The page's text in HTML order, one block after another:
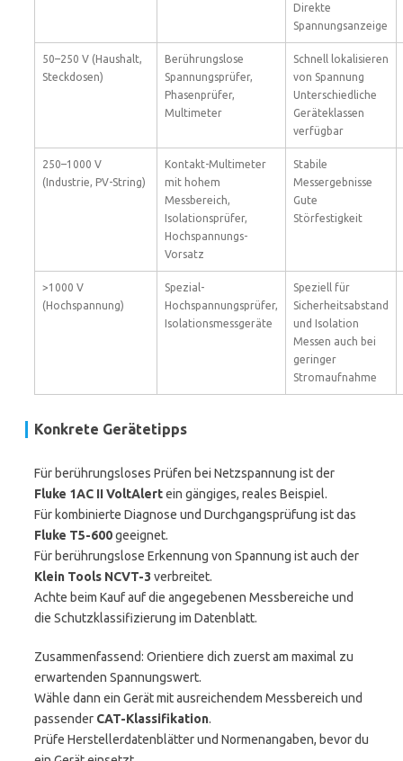
Direkte
Spannungsanzeige
50–250 V (Haushalt,
Steckdosen)
Berührungslose
Spannungsprüfer,
Phasenprüfer,
Multimeter
Schnell lokalisieren
von Spannung
Unterschiedliche
Geräteklassen
verfügbar
250–1000 V
(Industrie, PV-String)
Kontakt-Multimeter
mit hohem
Messbereich,
Isolationsprüfer,
Hochspannungs-
Vorsatz
Stabile
Messergebnisse
Gute
Störfestigkeit
>1000 V
(Hochspannung)
Spezial-
Hochspannungsprüfer,
Isolationsmessgeräte
Speziell für
Sicherheitsabstand
und Isolation
Messen auch bei
geringer
Stromaufnahme
Konkrete Gerätetipps
Für berührungsloses Prüfen bei Netzspannung ist der
Fluke 1AC II VoltAlertein gängiges, reales Beispiel.
Für kombinierte Diagnose und Durchgangsprüfung ist das
Fluke T5-600geeignet.
Für berührungslose Erkennung von Spannung ist auch der
Klein Tools NCVT-3 verbreitet.
Achte beim Kauf auf die angegebenen Messbereiche und
die Schutzklassifizierung im Datenblatt.
Zusammenfassend: Orientiere dich zuerst am maximal zu
erwartenden Spannungswert.
Wähle dann ein Gerät mit ausreichendem Messbereich und
passender CAT-Klassifikation.
Prüfe Herstellerdatenblätter und Normenangaben, bevor du